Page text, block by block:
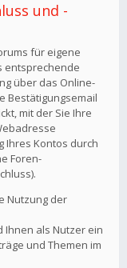
und -
für eigene
entsprechende
über das Online-
Bestätigungsemail
mit der Sie Ihre
Ihres Kontos durch
Foren-
Nutzung der
Ihnen als Nutzer ein
und Themen im